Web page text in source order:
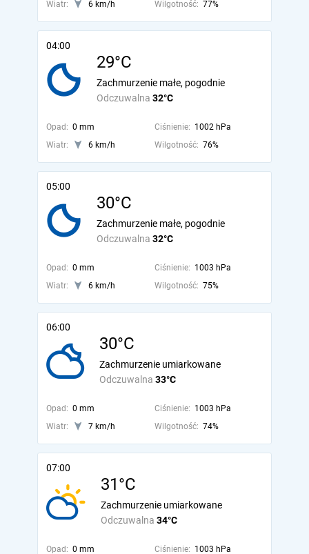
Wiatr:
6 km/h Wilgotność: 77%
04:00
29°C
Odczuwalna 32°C
Zachmurzenie małe, pogodnie
Opad: 0 mm Ciśnienie: 1002 hPa
Wiatr:
6 km/h Wilgotność: 76%
05:00
30°C
Odczuwalna 32°C
Zachmurzenie małe, pogodnie
Opad: 0 mm Ciśnienie: 1003 hPa
Wiatr:
6 km/h Wilgotność: 75%
06:00
30°C
Odczuwalna 33°C
Zachmurzenie umiarkowane
Opad: 0 mm Ciśnienie: 1003 hPa
Wiatr:
7 km/h Wilgotność: 74%
07:00
31°C
Odczuwalna 34°C
Zachmurzenie umiarkowane
Opad: 0 mm Ciśnienie: 1003 hPa